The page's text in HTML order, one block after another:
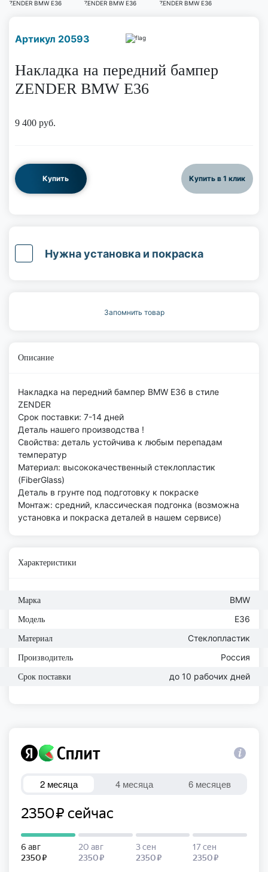
Артикул 20593
Накладка на передний бампер
ZENDER BMW E36
9 400 руб.
Купить Купить в 1 клик
Нужна установка и покраска
Запомнить товар
Описание
Накладка на передний бампер BMW E36 в стиле
ZENDER
Срок поставки: 7-14 дней
Деталь нашего производства !
Свойства: деталь устойчива к любым перепадам
температур
Материал: высококачественный стеклопластик
(FiberGlass)
Деталь в грунте под подготовку к покраске
Монтаж: средний, классическая подгонка (возможна
установка и покраска деталей в нашем сервисе)
Характеристики
Марка BMW
Модель E36
Материал Стеклопластик
Производитель Россия
Срок поставки до 10 рабочих дней